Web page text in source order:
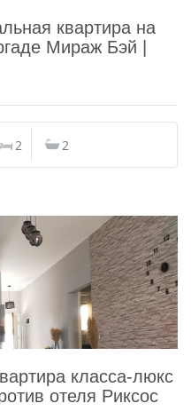
квартира на
Мираж Бэй |
2 2
класса-люкс
отеля Риксос